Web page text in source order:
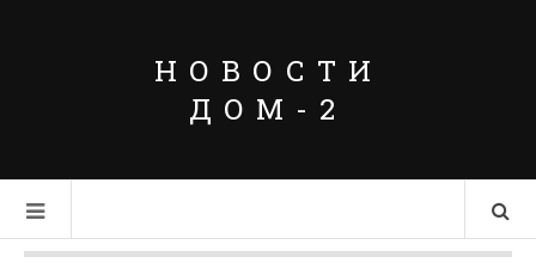
НОВОСТИ
ДОМ-2